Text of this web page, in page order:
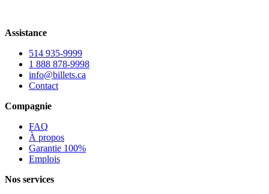
Assistance
514 935-9999
1 888 878-9998
info@billets.ca
Contact
Compagnie
FAQ
À propos
Garantie 100%
Emplois
Nos services